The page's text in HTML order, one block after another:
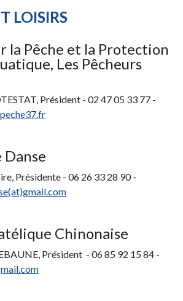
LOISIRS
la Pêche et la Protection
Les Pêcheurs
Président - 02 47 05 33 77 -
Danse
Présidente - 06 26 33 28 90 -
Chinonaise
Président - 06 85 92 15 84 -